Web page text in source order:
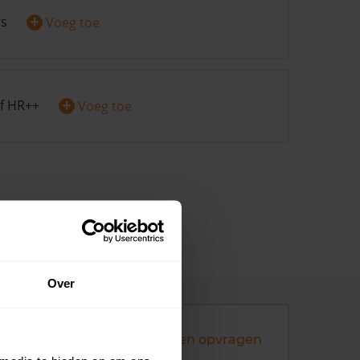
Over
+ Voeg toe
HR++ + Voeg toe
Andere koopsommen opvragen